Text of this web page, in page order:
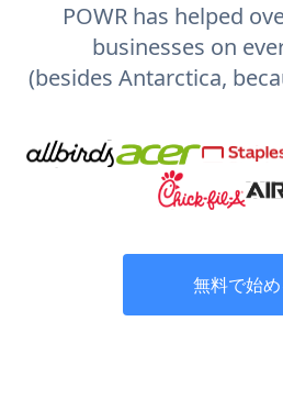
POWR has helped
businesses on
(besides Antarctica,
無料で始